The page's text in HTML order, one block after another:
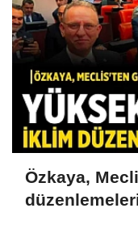
Özkaya,